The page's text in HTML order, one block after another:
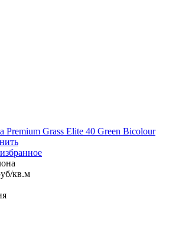
Premium Grass Elite 40 Green Bicolour
кв.м